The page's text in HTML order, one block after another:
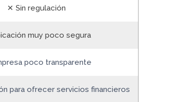
✕ Sin regulación
muy poco segura
poco transparente
para ofrecer servicios financieros